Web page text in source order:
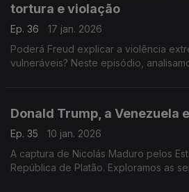
tortura e violação
Ep. 36
17 jan. 2026
Poderá Freud explicar a violência
vulneráveis? Neste episódio,
Donald Trump, a Venezuela
Ep. 35
10 jan. 2026
A captura de Nicolás Maduro pelos
República de Platão. Exploramos as